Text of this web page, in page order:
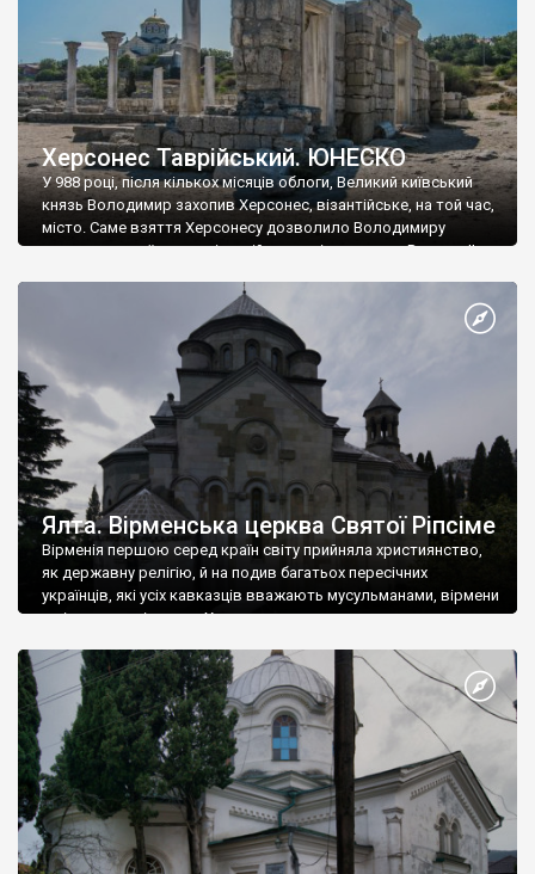
Херсонес Таврійський. ЮНЕСКО
У 988 році, після кількох місяців облоги, Великий київський
князь Володимир захопив Херсонес, візантійське, на той час,
місто. Саме взяття Херсонесу дозволило Володимиру
диктувати свої умови візантійському імператору Василю ІІ, та
Херсонесі Володимир-язичник, став Василем-християнином.
А потім було Хрещення Русі. На честь Херсонесу Таврійського
Ялта. Вірменська церква Святої Ріпсіме
Вірменія першою серед країн світу прийняла християнство,
як державну релігію, й на подив багатьох пересічних
українців, які усіх кавказців вважають мусульманами, вірмени
є відданими вірянами Христа